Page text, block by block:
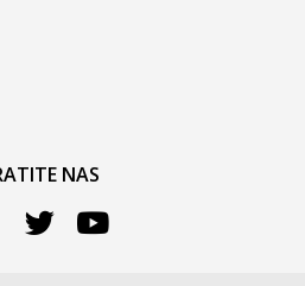
NAS